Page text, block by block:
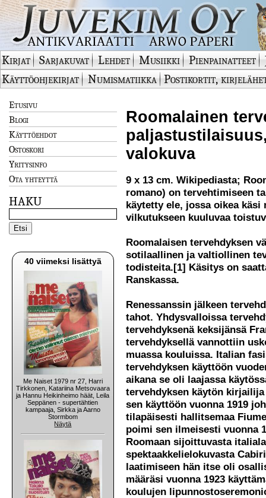
Kirjat Sarjakuvat Lehdet Musiikki Pienpainatteet
Käyttöohjekirjat
Numismatiikka Postikortit,
Etusivu
Blogi
Käyttöehdot
Ostoskori
Yritysinfo
Ota yhteyttä
HAKU
40 viimeksi lisättyä
Me Naiset 1979 nr 27, Harri
Tirkkonen, Katariina Metsovaara
ja Hannu Heikinheimo häät, Leila
Seppänen - supertähtien
kampaaja, Sirkka ja Aarno
Stormbom
Näytä
Roomalainen
valokuva
9 x 13 cm. Wikipediasta;
romano) on tervehtimiseen
käytetty ele, jossa oikea
vilkutukseen kuuluvaa
Roomalaisen tervehdyksen
sotilaallinen ja valtiollinen
todisteita.[1] Käsitys on
Ranskassa.
Renessanssin jälkeen
tahot. Yhdysvalloissa
tervehdyksenä keksijänsä
tervehdyksellä vannottiin
muassa kouluissa. Italian
tervehdyksen käyttöön
aikana se oli laajassa
tervehdyksen käytön
sen käyttöön vuonna 1919
tilapäisesti hallitsemaa
poimi sen ilmeisesti vuonna
Roomaan sijoittuvasta
spektaakkelielokuvasta
laatimiseen hän itse oli
määräsi vuonna 1923
koulujen